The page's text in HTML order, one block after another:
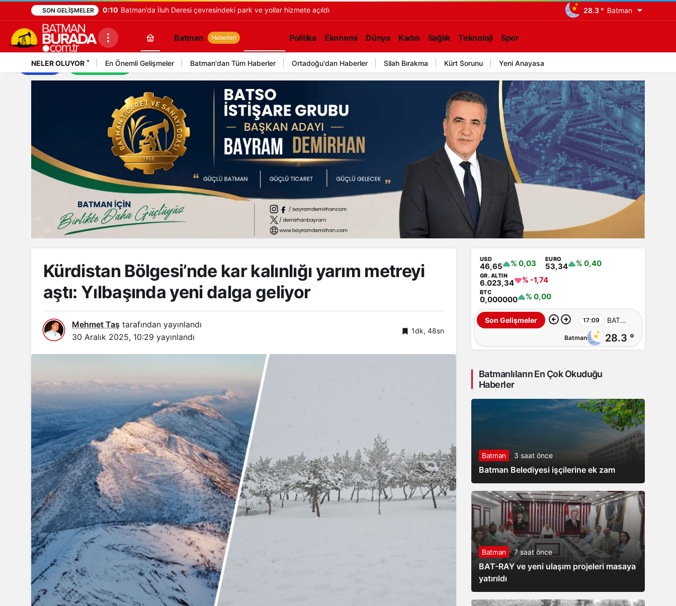
SON GELIŞMELER 0:10 Batman’da İluh Deresi çevresindeki park ve yollar hizmete açıldı 28.3 ° Batman
Batman Haberleri Politika Ekonomi Dünya Kadın Sağlık Teknoloji Spor
İş İlanları Mekan Rehberi
NELER OLUYOR En Önemli Gelişmeler Batman'dan Tüm Haberler Ortadoğu'dan Haberler Silah Bırakma Kürt Sorunu Yeni Anayasa
Kürdistan Bölgesi’nde kar kalınlığı yarım metreyi
aştı: Yılbaşında yeni dalga geliyor
Mehmet Taş tarafından yayınlandı
30 Aralık 2025, 10:29 yayınlandı
1dk, 48sn
USD
46,65 % 0,03 EURO
53,34 % 0,40
GR. ALTIN
6.023,34 % -1,74
BTC
0,000000 % 0,00
Son Gelişmeler 17:09 BATSO
Başkan
Demirhan’dan
yoğun
saha
Batman 28.3 °
Batmanlıların En Çok Okuduğu
Haberler
Batman 3 saat önce
Batman Belediyesi işçilerine ek zam
Batman 7 saat önce
BAT-RAY ve yeni ulaşım projeleri masaya
yatırıldı